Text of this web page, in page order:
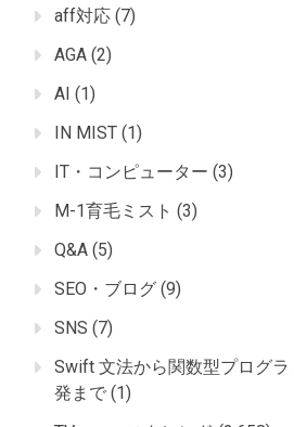
aff対応 (7)
AGA (2)
AI (1)
IN MIST (1)
IT・コンピューター (3)
M-1育毛ミスト (3)
Q&A (5)
SEO・ブログ (9)
SNS (7)
Swift 文法から関数型プログ
発まで (1)